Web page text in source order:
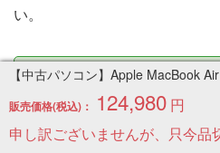
【中古パソコン】Apple MacBook
販売価格(税込)： 124,980 円
申し訳ございませんが、只今品
い。
サイトマップ
●デスクトップパソコン